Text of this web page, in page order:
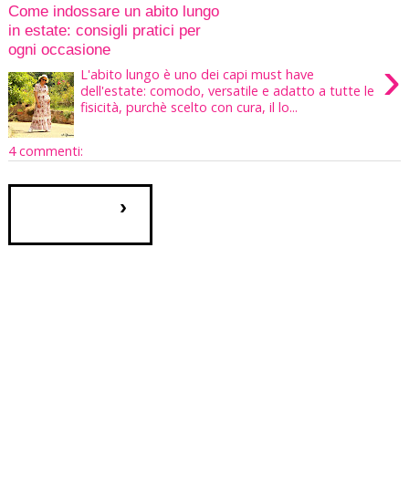
Come indossare un abito lungo
in estate: consigli pratici per
ogni occasione
›
L'abito lungo è uno dei capi must have
dell'estate: comodo, versatile e adatto a tutte le
fisicità, purchè scelto con cura, il lo...
4 commenti:
›